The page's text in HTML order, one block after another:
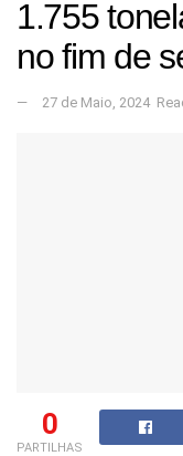
1.755
no fim de
27 de Maio, 2024
0
PARTILHAS